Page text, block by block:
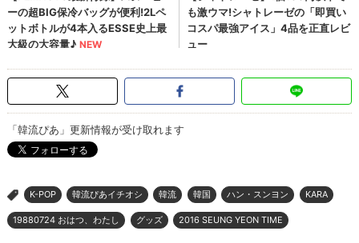
「韓流ぴあ」更新情報が受け取れます
> K-POP 韓流ぴあイチオシ 韓流 韓国 ハン・スンヨン KARA
19880724 おはつ、わたし グッズ 2016 SEUNG YEON TIME